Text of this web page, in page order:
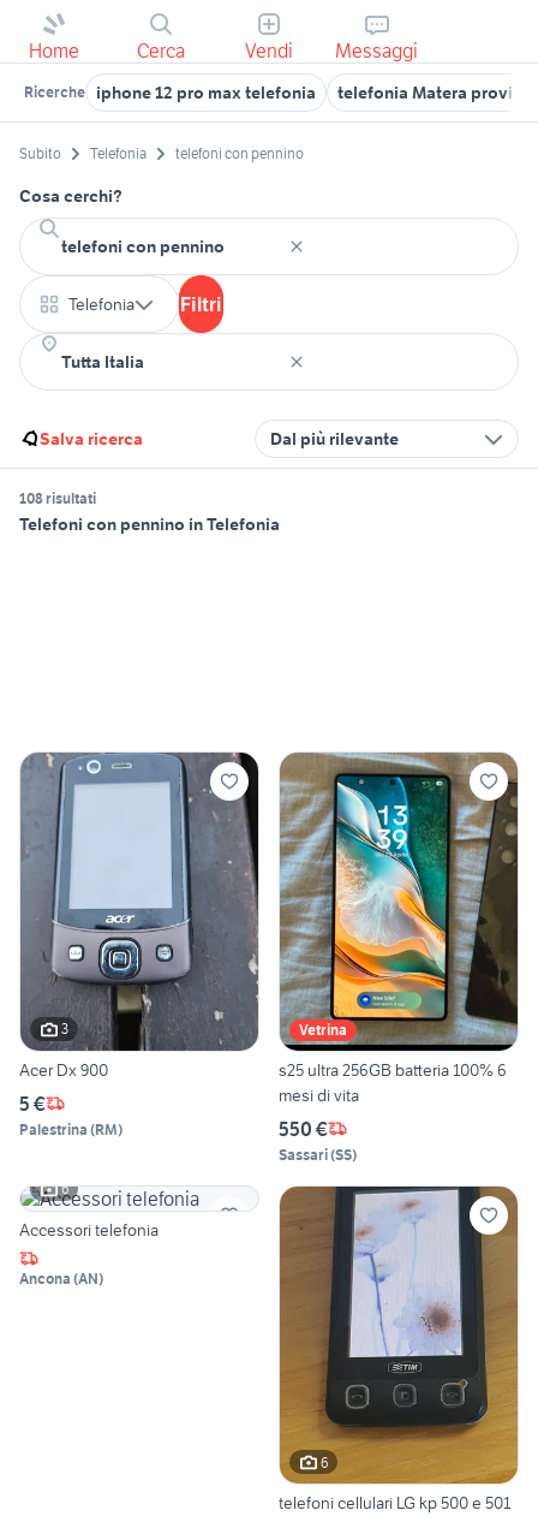
Home Cerca Vendi Messaggi
Ricerche iphone 12 pro max telefonia telefonia Matera
Subito Telefonia telefoni con pennino
Cosa cerchi?
Telefonia Filtri
Salva ricerca Dal più rilevante
108 risultati
Telefoni con pennino in Telefonia
3
Acer Dx 900
5 €
Palestrina (RM)
Vetrina
s25 ultra 256GB batteria 100% 6
mesi di vita
550 €
Sassari(SS)
6
Accessori telefonia
Ancona (AN)
6
telefoni cellulari LG kp 500 e 501